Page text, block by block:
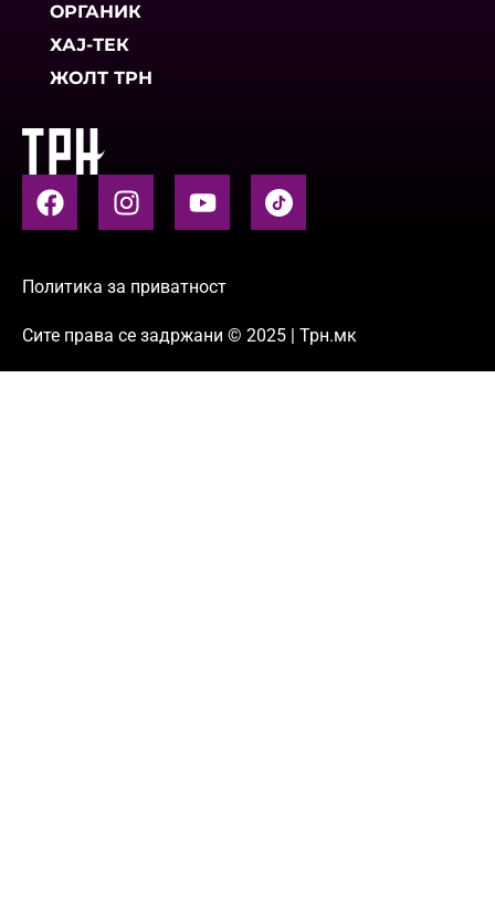
ОРГАНИК
ХАЈ-ТЕК
ЖОЛТ ТРН
Политика за приватност
Сите права се задржани © 2025 | Трн.мк